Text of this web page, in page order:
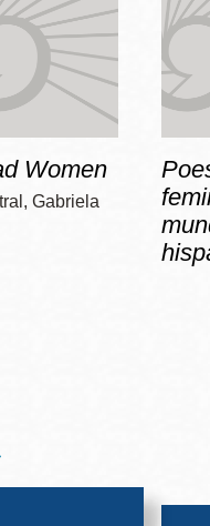
Women
Gabriela